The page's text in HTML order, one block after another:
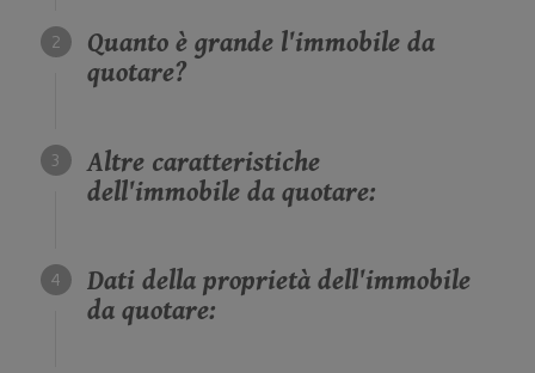
Quanto è grande l'immobile da
quotare?
Altre caratteristiche
dell'immobile da quotare:
Dati della proprietà dell'immobile
da quotare: